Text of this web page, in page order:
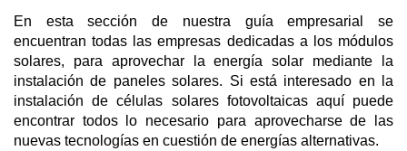
En esta sección de nuestra guía empresarial se
encuentran todas las empresas dedicadas a los módulos
solares, para aprovechar la energía solar mediante la
instalación de paneles solares. Si está interesado en la
instalación de células solares fotovoltaicas aquí puede
encontrar todos lo necesario para aprovecharse de las
nuevas tecnologías en cuestión de energías alternativas.